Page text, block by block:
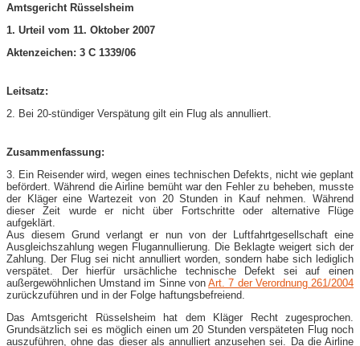
Amtsgericht Rüsselsheim
1. Urteil vom 11. Oktober 2007
Aktenzeichen: 3 C 1339/06
Leitsatz:
2. Bei 20-stündiger Verspätung gilt ein Flug als annulliert.
Zusammenfassung:
3. Ein Reisender wird, wegen eines technischen Defekts, nicht wie geplant
befördert. Während die Airline bemüht war den Fehler zu beheben, musste
der Kläger eine Wartezeit von 20 Stunden in Kauf nehmen. Während
dieser Zeit wurde er nicht über Fortschritte oder alternative Flüge
aufgeklärt.
Aus diesem Grund verlangt er nun von der Luftfahrtgesellschaft eine
Ausgleichszahlung wegen Flugannullierung. Die Beklagte weigert sich der
Zahlung. Der Flug sei nicht annulliert worden, sondern habe sich lediglich
verspätet. Der hierfür ursächliche technische Defekt sei auf einen
außergewöhnlichen Umstand im Sinne vonArt. 7 der Verordnung 261/2004
zurückzuführen und in der Folge haftungsbefreiend.
Das Amtsgericht Rüsselsheim hat dem Kläger Recht zugesprochen.
Grundsätzlich sei es möglich einen um 20 Stunden verspäteten Flug noch
auszuführen, ohne das dieser als annulliert anzusehen sei. Da die Airline